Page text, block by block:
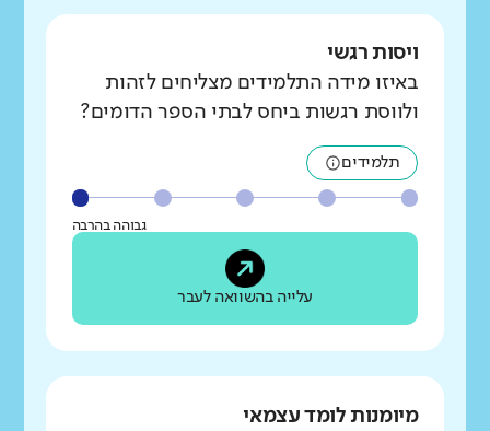
ויסות רגשי
באיזו מידה התלמידים מצליחים לזהות
ולווסת רגשות ביחס לבתי הספר הדומים?
תלמידים
גבוהה בהרבה
עלייה בהשוואה לעבר
מיומנות לומד עצמאי